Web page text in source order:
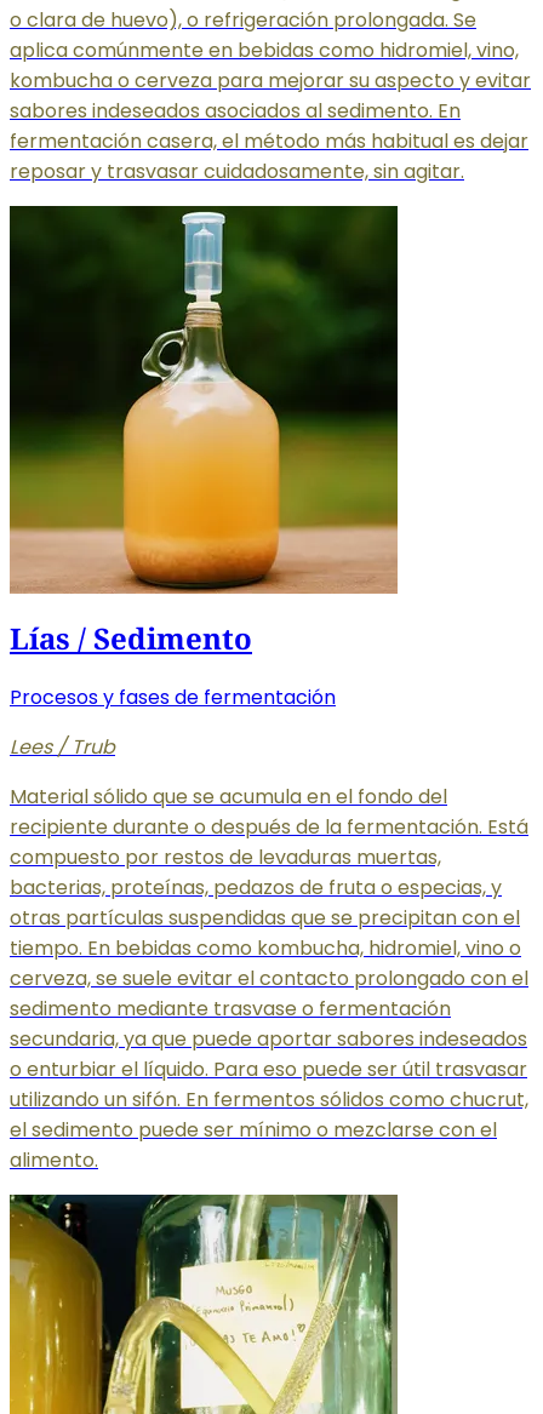
o clara de huevo), o refrigeración prolongada. Se
aplica comúnmente en bebidas como hidromiel, vino,
kombucha o cerveza para mejorar su aspecto y evitar
sabores indeseados asociados al sedimento. En
fermentación casera, el método más habitual es dejar
reposar y trasvasar cuidadosamente, sin agitar.
Lías / Sedimento
Procesos y fases de fermentación
Lees / Trub
Material sólido que se acumula en el fondo del
recipiente durante o después de la fermentación. Está
compuesto por restos de levaduras muertas,
bacterias, proteínas, pedazos de fruta o especias, y
otras partículas suspendidas que se precipitan con el
tiempo. En bebidas como kombucha, hidromiel, vino o
cerveza, se suele evitar el contacto prolongado con el
sedimento mediante trasvase o fermentación
secundaria, ya que puede aportar sabores indeseados
o enturbiar el líquido. Para eso puede ser útil trasvasar
utilizando un sifón. En fermentos sólidos como chucrut,
el sedimento puede ser mínimo o mezclarse con el
alimento.